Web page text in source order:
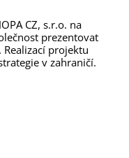
CZ, s.r.o. na
prezentovat
projektu
v zahraničí.